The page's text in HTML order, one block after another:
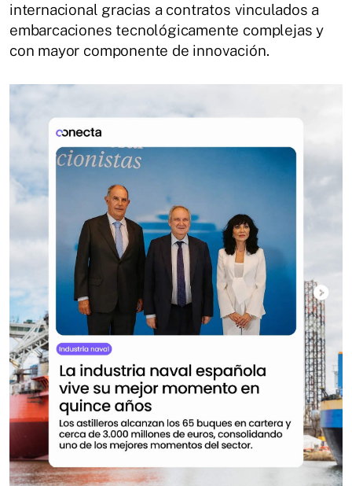
internacional gracias a contratos vinculados a
embarcaciones tecnológicamente complejas y
con mayor componente de innovación.